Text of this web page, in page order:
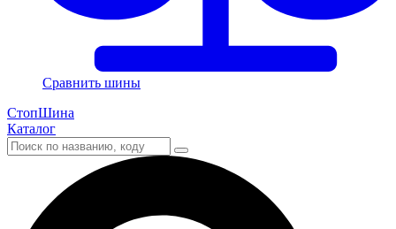
Сравнить шины
СтопШина
Каталог